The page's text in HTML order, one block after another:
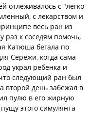
отлеживалось с "легко
с лекарством и
весь ран из
раз к соседям помочь,
Катюша бегала по
Серёжи, когда сама
украл ребенка и
следующий ран был
второй день забежал в
пулю в его жирную
этого симулянта